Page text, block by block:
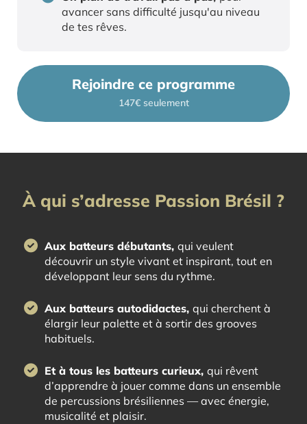
avancer sans difficulté jusqu'au niveau
de tes rêves.
Rejoindre ce programme
147€ seulement
À qui s’adresse Passion Brésil ?
Aux batteurs débutants, qui veulent
découvrir un style vivant et inspirant, tout en
développant leur sens du rythme.
Aux batteurs autodidactes, qui cherchent à
élargir leur palette et à sortir des grooves
habituels.
Et à tous les batteurs curieux, qui rêvent
d’apprendre à jouer comme dans un ensemble
de percussions brésiliennes — avec énergie,
musicalité et plaisir.